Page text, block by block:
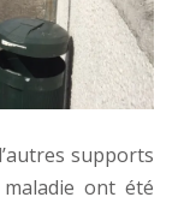
supports
ont été